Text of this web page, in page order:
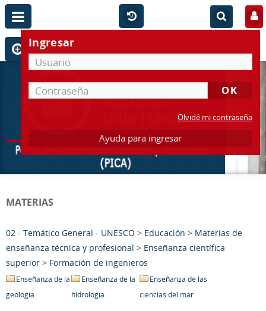
Ingresar
Olvidé mi contraseña
Ayuda para ingresar
MATERIAS
02 - Temático General - UNESCO > Educación > Materias de
enseñanza técnica y profesional > Enseñanza científica
superior > Formación de ingenieros
Enseñanza de la
geología
Enseñanza de la
hidrología
Enseñanza de las
ciencias del mar